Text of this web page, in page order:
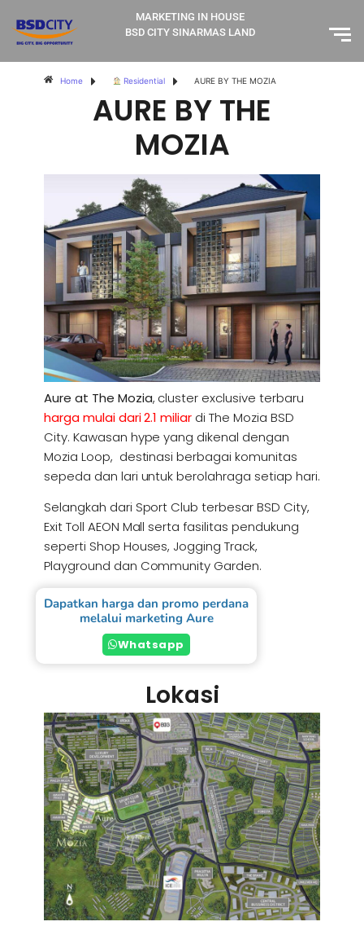
MARKETING IN HOUSE
BSD CITY SINARMAS LAND
Home Residential AURE BY THE MOZIA
AURE BY THE
MOZIA
Aure at The Mozia, cluster exclusive terbaru
harga mulai dari 2.1 miliar di The Mozia BSD
City. Kawasan hype yang dikenal dengan
Mozia Loop, destinasi berbagai komunitas
sepeda dan lari untuk berolahraga setiap hari.
Selangkah dari Sport Club terbesar BSD City,
Exit Toll AEON Mall serta fasilitas pendukung
seperti Shop Houses, Jogging Track,
Playground dan Community Garden.
Dapatkan harga dan promo perdana
melalui marketing Aure
Whatsapp
Lokasi